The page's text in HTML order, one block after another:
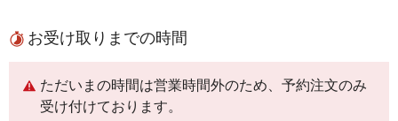
お受け取りまでの時間
ただいまの時間は営業時間外のため、予約注文のみ
受け付けております。